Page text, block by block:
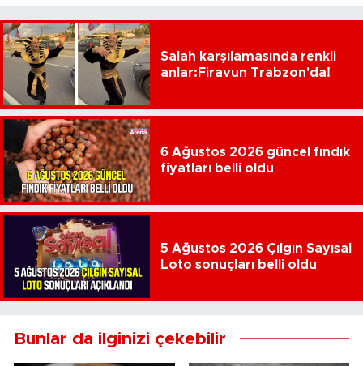
Salah karşılamasında renkli
anlar:Firavun Trabzon'da!
6 Ağustos 2026 güncel fındık
fiyatları belli oldu
5 Ağustos 2026 Çılgın Sayısal
Loto sonuçları belli oldu
Bunlar da ilginizi çekebilir